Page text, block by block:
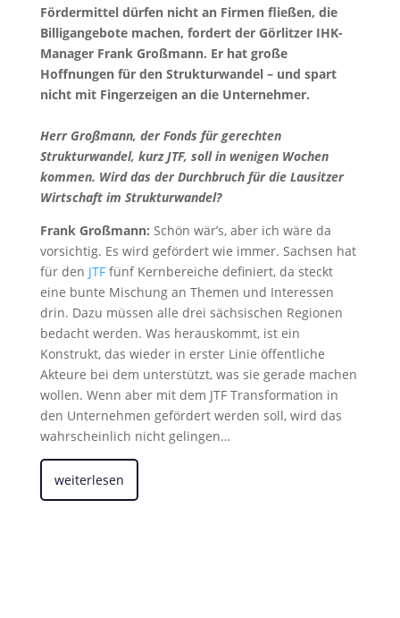
Fördermittel dürfen nicht an Firmen fließen, die
Billigangebote machen, fordert der Görlitzer IHK-
Manager Frank Großmann. Er hat große
Hoffnungen für den Strukturwandel – und spart
nicht mit Fingerzeigen an die Unternehmer.
Herr Großmann, der Fonds für gerechten
Strukturwandel, kurz JTF, soll in wenigen Wochen
kommen. Wird das der Durchbruch für die Lausitzer
Wirtschaft im Strukturwandel?
Frank Großmann: Schön wär’s, aber ich wäre da
vorsichtig. Es wird gefördert wie immer. Sachsen hat
für den JTFfünf Kernbereiche definiert, da steckt
eine bunte Mischung an Themen und Interessen
drin. Dazu müssen alle drei sächsischen Regionen
bedacht werden. Was herauskommt, ist ein
Konstrukt, das wieder in erster Linie öffentliche
Akteure bei dem unterstützt, was sie gerade machen
wollen. Wenn aber mit dem JTF Transformation in
den Unternehmen gefördert werden soll, wird das
wahrscheinlich nicht gelingen…
weiterlesen